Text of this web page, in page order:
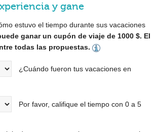
y gane
estuvo el tiempo durante sus vacaciones
ganar un cupón de viaje de 1000 $. El
todas las propuestas.
¿Cuándo fueron tus vacaciones en
Por favor, califique el tiempo con 0 a 5